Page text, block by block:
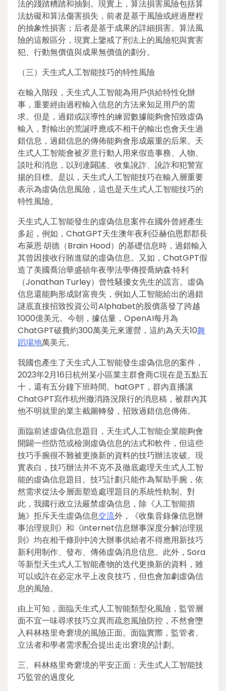
法的踐踏糟踏和抽剝。現實上，算法損害風險包括算
法妨礙和算法傷害損失，前者是基于風險或經過歷程
的抽象性損害；后者是基于成果的詳細損害。算法風
險的這般區分，現實上鑒戒了刑法上的風險犯與實害
犯、行動無價值與成果無價值的劃分。
（三）天生式人工智能技巧的特性風險
在輸入階段，天生式人工智能為用戶供給特性化辦
事，重要經由過程輸入信息的方法來知足用戶的需
求。但是，過錯或誤導性的練習數據能夠會招致虛偽
輸入，對輸出的荒誕呼應或不相干的輸出也會天生過
錯信息，過錯信息的傳佈能夠會形成嚴重的后果。天
生式人工智能會被歹意行動人用來假造事務、人物、
談吐和消息，以到達闢謠、收集訛詐、訛詐和犯警宣
揚的目標。是以，天生式人工智能技巧在輸入層重要
表示為虛偽信息風險，這也是天生式人工智能技巧的
特性風險。
天生式人工智能發生的虛偽信息案件在國外曾經產生
多起，例如，ChatGPT天生澳年夜利亞赫伯恩郡郡長
布萊恩·胡德（Brain Hood）的基礎信息時，過錯輸入
其曾因接收行賄進獄的虛偽信息。又如，ChatGPT假
造了美國喬治華盛頓年夜學法學傳授喬納森·特利
（Jonathan Turley）曾性騷擾女先生的謊言。虛偽
信息還能夠形成財富喪失，例如人工智能給出的過錯
謎底直接招致投資公司Alphabet的股價蒸發了跨越
1000億美元。今朝，據估量，OpenAI每月為
ChatGPT破費約300萬美元來運營，這約為天天10舞
蹈場地萬美元。
我國也產生了天生式人工智能發生虛偽信息的案件，
2023年2月16日杭州某小區業主群會商C現在是五點五
十，還有五分鐘下班時間。hatGPT，群內直播讓
ChatGPT寫作杭州撤消路況限行的消息稿，被群內其
他不明就里的業主截圖轉發，招致過錯信息傳佈。
面臨前述虛偽信息題目，天生式人工智能企業能夠會
開闢一些防范或檢測虛偽信息的法式和軟件，但這些
技巧手腕很不難被更換新的資料的技巧辦法攻破。現
實表白，技巧辦法并不克不及徹底處理天生式人工智
能的虛偽信息題目。技巧計劃只能作為幫助手腕，依
然需求從法令層面塑造處理題目的系統性軌制。對
此，我國行政立法嚴禁虛偽信息，除《人工智能措
施》拒斥天生虛偽信息交流外，《收集音錄像信息辦
事治理規則》和《internet信息辦事深度分解治理規
則》均在相干條則中誇大辦事供給者不得應用新技巧
新利用制作、發布、傳佈虛偽消息信息。此外，Sora
等新型天生式人工智能產物的迭代更換新的資料，雖
可以或許在必定水平上改良技巧，但也會加劇虛偽信
息的風險。
由上可知，面臨天生式人工智能類型化風險，監管層
面不宜一味尋求技巧立異而疏忽風險防控，不然會墮
入科林格里奇窘境的風險正面。面臨實際，監管者、
立法者和學者需求配合提出走出窘境的計劃。
三、科林格里奇窘境的平安正面：天生式人工智能技
巧監管的過度化